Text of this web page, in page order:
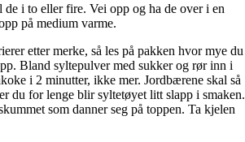
i to eller fire. Vei opp og ha de over i en
på medium varme.
etter merke, så les på pakken hvor mye du
Bland syltepulver med sukker og rør inn i
i 2 minutter, ikke mer. Jordbærene skal så
du for lenge blir syltetøyet litt slapp i smaken.
som danner seg på toppen. Ta kjelen